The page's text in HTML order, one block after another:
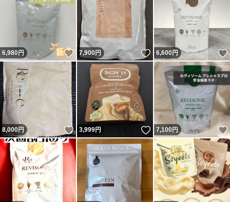
6,980円 いいね！
7,900円 いいね！
6,600円
8,000円 いいね！
3,999円 いいね！
7,100円